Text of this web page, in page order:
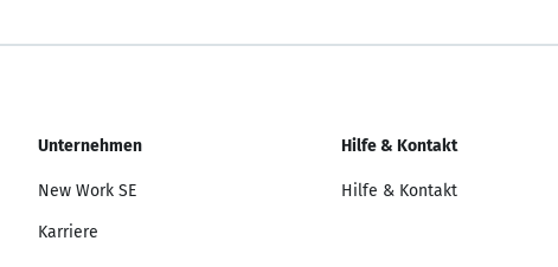
Unternehmen
New Work SE
Karriere
Hilfe & Kontakt
Hilfe & Kontakt